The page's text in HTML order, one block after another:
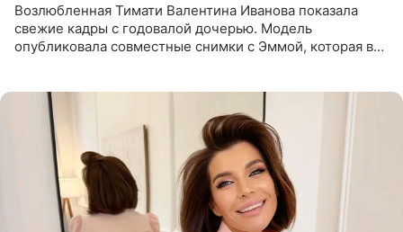
Возлюбленная Тимати Валентина Иванова показала
свежие кадры с годовалой дочерью. Модель
опубликовала совместные снимки с Эммой, которая в